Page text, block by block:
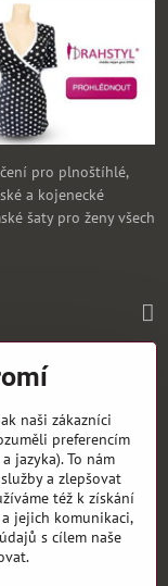
pro plnoštíhlé,
a kojenecké
šaty pro ženy všech
naši zákazníci
preferencím
jazyka). To nám
a zlepšovat
též k získání
jejich komunikaci,
s cílem naše